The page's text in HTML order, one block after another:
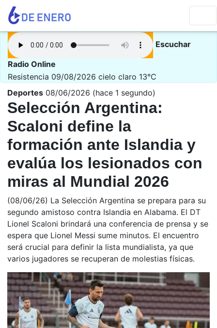
Escuchar
Radio Online
Resistencia 09/08/2026 cielo claro 13°C
Deportes 08/06/2026 (hace 1 segundo)
Selección Argentina:
Scaloni define la
formación ante Islandia y
evalúa los lesionados con
miras al Mundial 2026
(08/06/26) La Selección Argentina se prepara para su
segundo amistoso contra Islandia en Alabama. El DT
Lionel Scaloni brindará una conferencia de prensa y se
espera que Lionel Messi sume minutos. El encuentro
será crucial para definir la lista mundialista, ya que
varios jugadores se recuperan de molestias físicas.